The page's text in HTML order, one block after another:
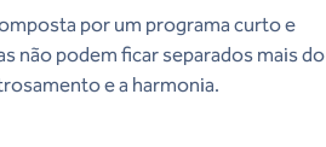
por um programa curto e
não podem ficar separados mais do
e a harmonia.